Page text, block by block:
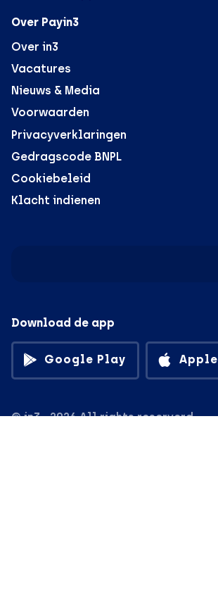
Over Payin3
Over in3
Vacatures
Nieuws & Media
Voorwaarden
Privacyverklaringen
Gedragscode BNPL
Cookiebeleid
Klacht indienen
Download de app
Google Play Apple
© in3 - 2026 All rights reserverd